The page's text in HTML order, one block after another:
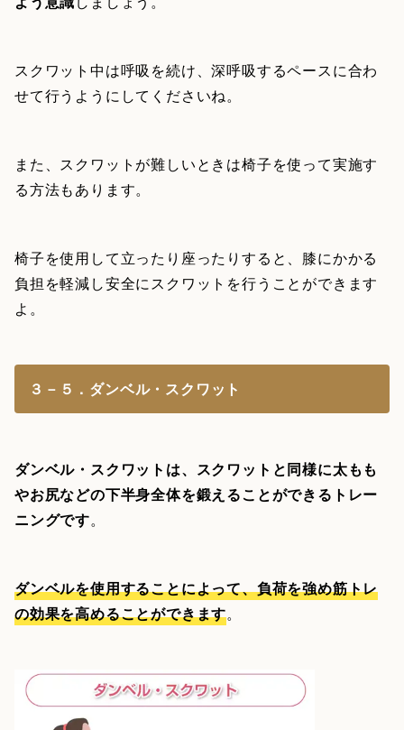
スクワット中は呼吸を続け、深呼吸するペースに合わ
せて行うようにしてくださいね。
また、スクワットが難しいときは椅子を使って実施す
る方法もあります。
椅子を使用して立ったり座ったりすると、膝にかかる
負担を軽減し安全にスクワットを行うことができます
よ。
３－５．ダンベル・スクワット
ダンベル・スクワットは、スクワットと同様に太もも
やお尻などの下半身全体を鍛えることができるトレー
ニングです。
ダンベルを使用することによって、負荷を強め筋トレ
の効果を高めることができます。